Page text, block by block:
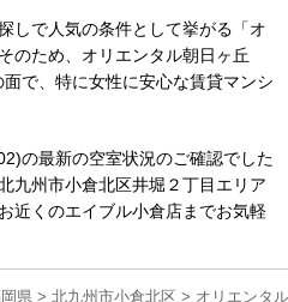
しで人気の条件として挙がる「オ
のため、オリエンタル朝日ヶ丘
で、特に女性に安心な賃貸マンシ
の最新の空室状況のご確認でした
九州市小倉北区井堀２丁目エリア
近くのエイブル小倉店までお気軽
県 > 北九州市小倉北区 > オリエンタ